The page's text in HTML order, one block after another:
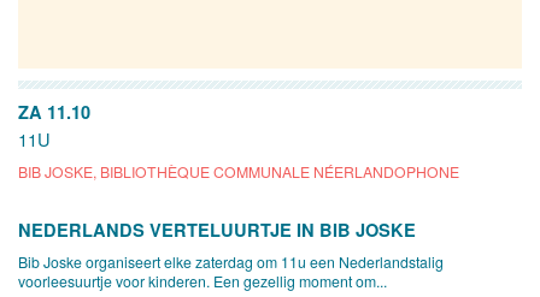
ZA 11.10
11U
BIB JOSKE, BIBLIOTHÈQUE COMMUNALE NÉERLANDOPHONE
NEDERLANDS VERTELUURTJE IN BIB JOSKE
Bib Joske organiseert elke zaterdag om 11u een Nederlandstalig
voorleesuurtje voor kinderen. Een gezellig moment om...